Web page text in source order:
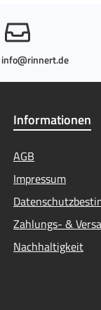
info@rinnert.de
Informationen
AGB
Impressum
Zahlungs- &
Nachhaltigkeit